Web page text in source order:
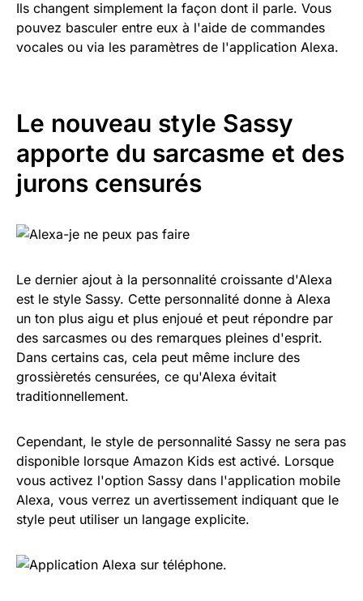
Ils changent simplement la façon dont il parle. Vous
pouvez basculer entre eux à l'aide de commandes
vocales ou via les paramètres de l'application Alexa.
Le nouveau style Sassy
apporte du sarcasme et des
jurons censurés
Le dernier ajout à la personnalité croissante d'Alexa
est le style Sassy. Cette personnalité donne à Alexa
un ton plus aigu et plus enjoué et peut répondre par
des sarcasmes ou des remarques pleines d'esprit.
Dans certains cas, cela peut même inclure des
grossièretés censurées, ce qu'Alexa évitait
traditionnellement.
Cependant, le style de personnalité Sassy ne sera pas
disponible lorsque Amazon Kids est activé. Lorsque
vous activez l'option Sassy dans l'application mobile
Alexa, vous verrez un avertissement indiquant que le
style peut utiliser un langage explicite.